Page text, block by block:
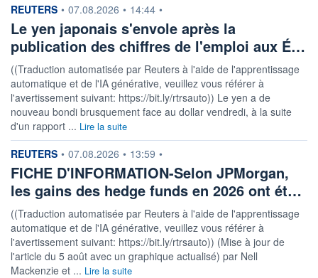
information fournie par
REUTERS • 07.08.2026 • 14:44 •
Le yen japonais s'envole après la
publication des chiffres de l'emploi aux É…
((Traduction automatisée par Reuters à l'aide de l'apprentissage
automatique et de l'IA générative, veuillez vous référer à
l'avertissement suivant: https://bit.ly/rtrsauto)) Le yen a de
nouveau bondi brusquement face au dollar vendredi, à la suite
d'un rapport ... Lire la suite
information fournie par
REUTERS • 07.08.2026 • 13:59 •
FICHE D'INFORMATION-Selon JPMorgan,
les gains des hedge funds en 2026 ont ét…
((Traduction automatisée par Reuters à l'aide de l'apprentissage
automatique et de l'IA générative, veuillez vous référer à
l'avertissement suivant: https://bit.ly/rtrsauto)) (Mise à jour de
l'article du 5 août avec un graphique actualisé) par Nell
Mackenzie et ... Lire la suite